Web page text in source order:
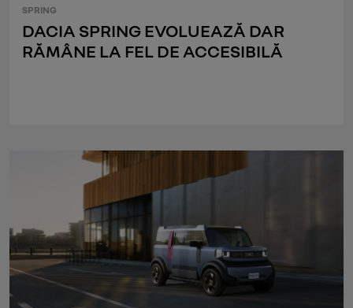
SPRING
DACIA SPRING EVOLUEAZĂ DAR
RĂMÂNE LA FEL DE ACCESIBILĂ